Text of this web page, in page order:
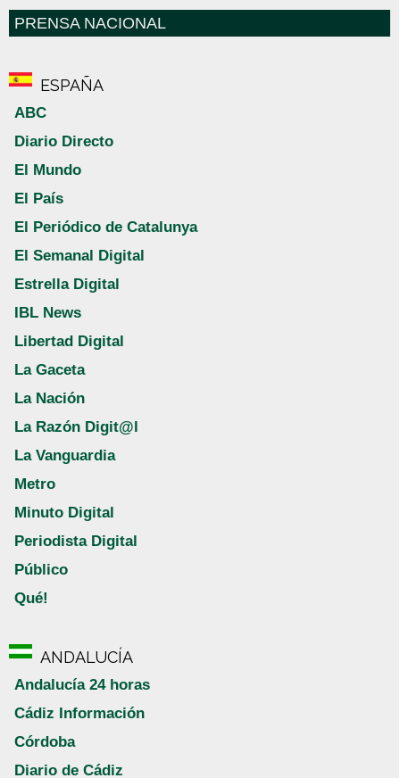
PRENSA NACIONAL
ESPAÑA
ABC
Diario Directo
El Mundo
El País
El Periódico de Catalunya
El Semanal Digital
Estrella Digital
IBL News
Libertad Digital
La Gaceta
La Nación
La Razón Digit@l
La Vanguardia
Metro
Minuto Digital
Periodista Digital
Público
Qué!
ANDALUCÍA
Andalucía 24 horas
Cádiz Información
Córdoba
Diario de Cádiz